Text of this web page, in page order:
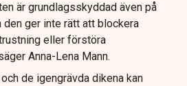
är grundlagsskyddad även på
ger inte rätt att blockera
eller förstöra
Anna-Lena Mann.
de igengrävda dikena kan